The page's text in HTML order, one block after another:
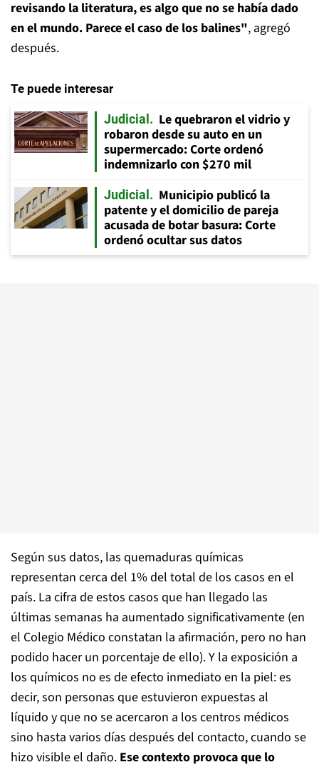
revisando la literatura, es algo que no se había dado
en el mundo. Parece el caso de los balines", agregó
después.
Te puede interesar
Judicial
Le quebraron el vidrio y
robaron desde su auto en un
supermercado: Corte ordenó
indemnizarlo con $270 mil
Judicial
Municipio publicó la
patente y el domicilio de pareja
acusada de botar basura: Corte
ordenó ocultar sus datos
Según sus datos, las quemaduras químicas
representan cerca del 1% del total de los casos en el
país. La cifra de estos casos que han llegado las
últimas semanas ha aumentado significativamente (en
el Colegio Médico constatan la afirmación, pero no han
podido hacer un porcentaje de ello). Y la exposición a
los químicos no es de efecto inmediato en la piel: es
decir, son personas que estuvieron expuestas al
líquido y que no se acercaron a los centros médicos
sino hasta varios días después del contacto, cuando se
hizo visible el daño. Ese contexto provoca que lo